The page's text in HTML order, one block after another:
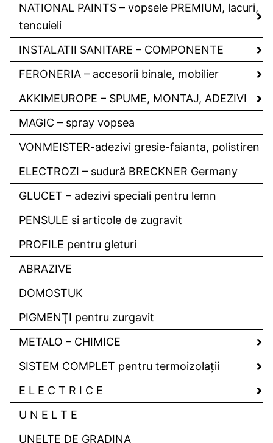
NATIONAL PAINTS – vopsele PREMIUM, lacuri,
tencuieli
INSTALATII SANITARE – COMPONENTE
FERONERIA – accesorii binale, mobilier
AKKIMEUROPE – SPUME, MONTAJ, ADEZIVI
MAGIC – spray vopsea
VONMEISTER-adezivi gresie-faianta, polistiren
ELECTROZI – sudură BRECKNER Germany
GLUCET – adezivi speciali pentru lemn
PENSULE si articole de zugravit
PROFILE pentru gleturi
ABRAZIVE
DOMOSTUK
PIGMENŢI pentru zurgavit
METALO – CHIMICE
SISTEM COMPLET pentru termoizolaţii
E L E C T R I C E
U N E L T E
UNELTE DE GRADINA